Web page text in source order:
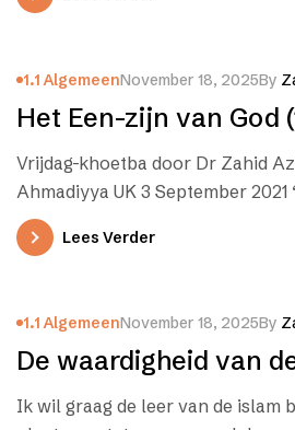
1.1 AlgemeenNovember 18, 2025By
Het Een-zijn van God
Vrijdag-khoetba door Dr Zahid
Ahmadiyya UK 3 September 2021
God; er is…
Lees Verder
1.1 AlgemeenNovember 18, 2025By
De waardigheid van
Ik wil graag de leer van de islam